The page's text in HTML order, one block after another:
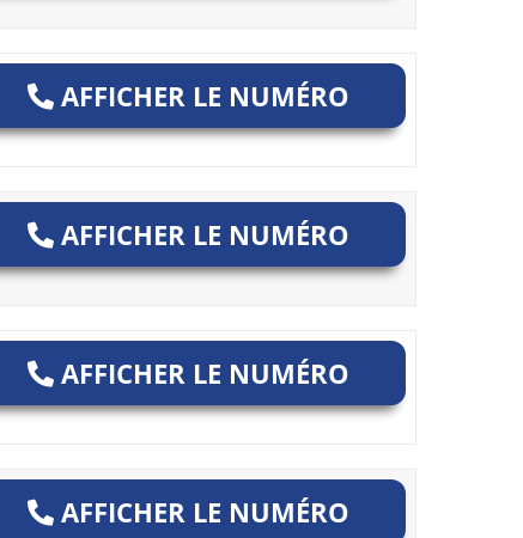
AFFICHER LE NUMÉRO
AFFICHER LE NUMÉRO
AFFICHER LE NUMÉRO
AFFICHER LE NUMÉRO